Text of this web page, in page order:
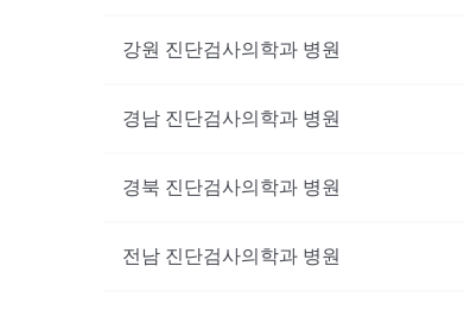
강원 진단검사의학과 병원
경남 진단검사의학과 병원
경북 진단검사의학과 병원
전남 진단검사의학과 병원